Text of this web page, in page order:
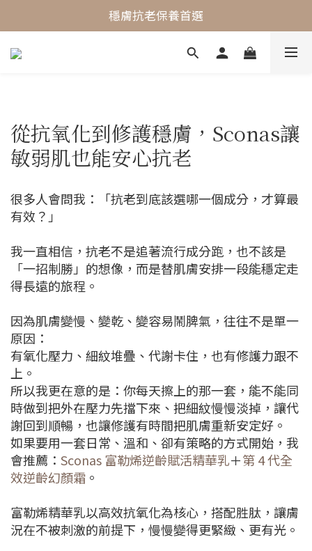
最懂敏弱肌的抗老專家
穩膚抗老保養首選
最懂敏弱肌的抗老專家
從抗氧化到修護穩膚，Sconas讓
敏弱肌也能安心抗老
很多人會問我：「抗老到底該選哪一個成分，才算最
有效？」
我一直相信，抗老不是追著流行成分跑，也不該是
「一招制勝」的想像，而是替肌膚安排一段能穩定走
得長遠的旅程。
因為肌膚變慢、變乾、變容易鬧脾氣，往往不是單一
原因：
有氧化壓力、細紋堆疊、代謝卡住，也有修護力跟不
上。
所以我更在意的是：你每天擦上的那一套，能不能同
時做到把外在壓力先擋下來、把細紋慢慢淡掉，讓代
謝回到順暢， 也讓修護有時間把肌膚重新安定好。
如果要用一套日常、溫和、卻有策略的方式開始， 我
會推薦： Sconas 富勒烯逆齡賦活精華乳＋第 4 代全
效逆齡幻顏霜 。
富勒烯精華乳以高效抗氧化為核心，搭配胜肽， 讓膚
況在不被刺激的前提下，慢慢變得更緊緻、更有光。